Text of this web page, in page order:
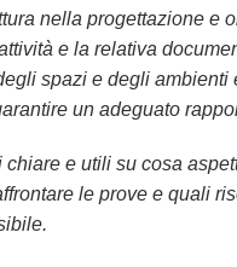
nella progettazione e
e la relativa
spazi e degli ambienti
un adeguato
e utili su cosa
le prove e quali